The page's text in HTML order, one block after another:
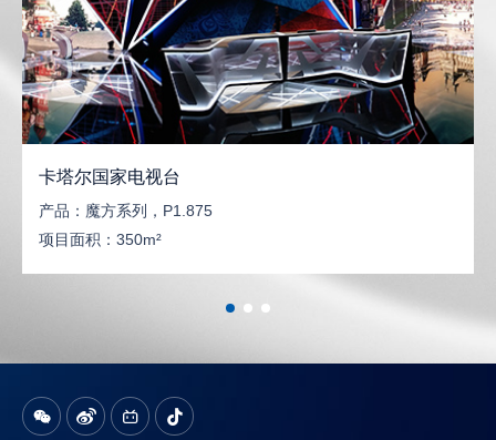
卡塔尔国家电视台
产品： 魔方系列，P1.875
项目面积： 350m²